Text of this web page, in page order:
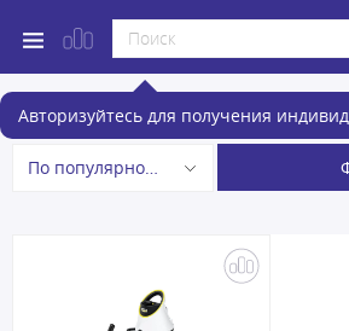
Авторизуйтесь для получения
Пароочистители
По популярности